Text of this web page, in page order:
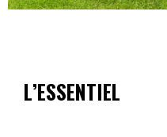
L’ESSENTIEL